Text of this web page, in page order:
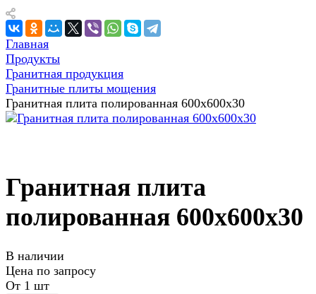
Главная
Продукты
Гранитная продукция
Гранитные плиты мощения
Гранитная плита полированная 600х600х30
Гранитная плита
полированная 600х600х30
В наличии
Цена по запросу
От 1 шт